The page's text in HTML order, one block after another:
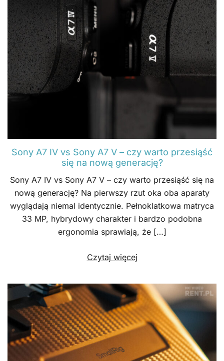
Sony A7 IV vs Sony A7 V – czy warto przesiąść
się na nową generację?
Sony A7 IV vs Sony A7 V – czy warto przesiąść się na
nową generację? Na pierwszy rzut oka oba aparaty
wyglądają niemal identycznie. Pełnoklatkowa matryca
33 MP, hybrydowy charakter i bardzo podobna
ergonomia sprawiają, że […]
Czytaj więcej